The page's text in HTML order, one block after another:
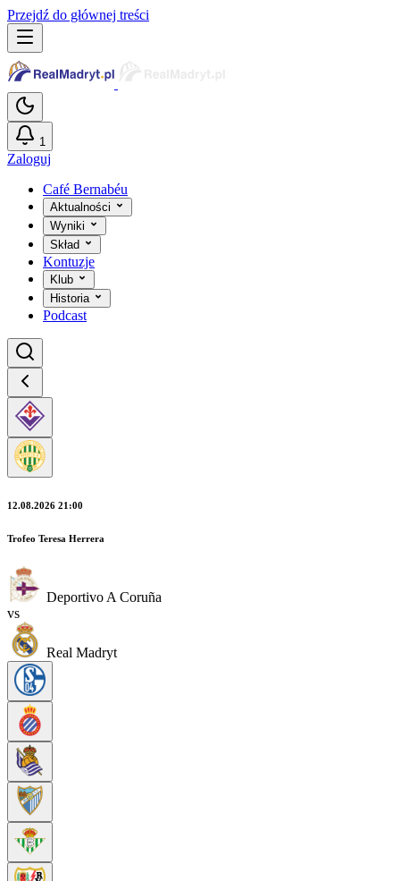
Przejdź do głównej treści
1
Zaloguj
Café Bernabéu
Aktualności
Wyniki
Skład
Kontuzje
Klub
Historia
Podcast
12.08.2026 21:00
Trofeo Teresa Herrera
Deportivo A Coruña
vs
Real Madryt